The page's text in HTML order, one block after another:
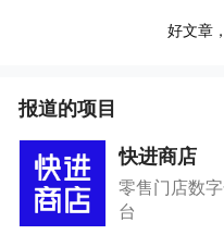
好文章
报道的项目
快进商店
零售门店数
台